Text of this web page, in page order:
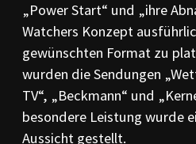
„Power Start“ und „ihre
Watchers Konzept
gewünschten Format zu
wurden die Sendungen
TV“, „Beckmann“ und
besondere Leistung wurde
Aussicht gestellt.